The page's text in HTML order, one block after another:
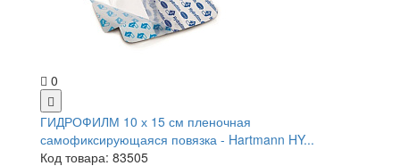
0
ГИДРОФИЛМ 10 х 15 см пленочная
самофиксирующаяся повязка - Hartmann HY...
Код товара: 83505